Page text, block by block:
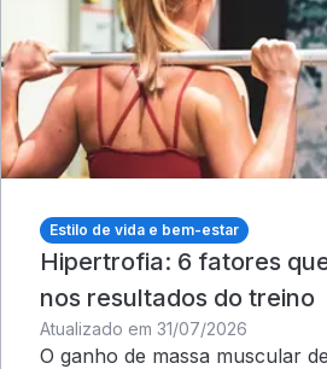
Estilo de vida e bem-estar
Hipertrofia: 6 fatores
nos resultados do treino
Atualizado em 31/07/2026
O ganho de massa muscular